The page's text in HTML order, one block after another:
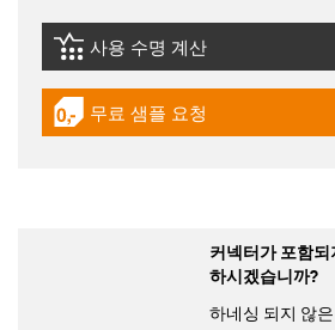
igus-icon-lebensdauerrechner
사용 수명 계산
igus-icon-gratismuster
무료 샘플 요청
커넥터가 포함
하시겠습니까?
하네싱 되지 않